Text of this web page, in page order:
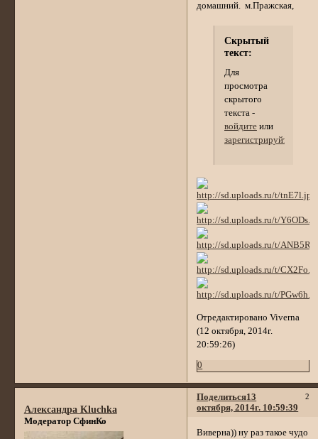
домашний. м.Пражская,
Скрытый
текст:
Для
просмотра
скрытого
текста -
войдитеили
зарегистрируйтесь
Отредактировано Viverna
(12 октября, 2014г.
20:59:26)
0
Поделиться 2
13
октября, 2014г. 10:59:39
Александра Kluchka
Модератор СфинКо
Виверна)) ну раз такое чудо